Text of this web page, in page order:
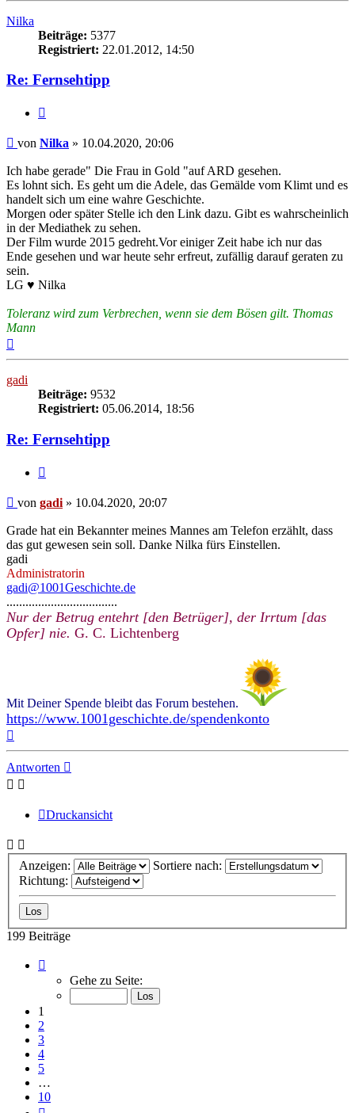
Nilka
Beiträge: 5377
Registriert: 22.01.2012, 14:50
Re: Fernsehtipp
Beitrag
von Nilka » 10.04.2020, 20:06
Ich habe gerade" Die Frau in Gold "auf ARD gesehen.
Es lohnt sich. Es geht um die Adele, das Gemälde vom Klimt und es
handelt sich um eine wahre Geschichte.
Morgen oder später Stelle ich den Link dazu. Gibt es wahrscheinlich
in der Mediathek zu sehen.
Der Film wurde 2015 gedreht.Vor einiger Zeit habe ich nur das
Ende gesehen und war heute sehr erfreut, zufällig darauf geraten zu
sein.
LG ♥ Nilka
Toleranz wird zum Verbrechen, wenn sie dem Bösen gilt. Thomas
Mann
gadi
Beiträge: 9532
Registriert: 05.06.2014, 18:56
Re: Fernsehtipp
Beitrag
von gadi » 10.04.2020, 20:07
Grade hat ein Bekannter meines Mannes am Telefon erzählt, dass
das gut gewesen sein soll. Danke Nilka fürs Einstellen.
gadi
Administratorin
gadi@1001Geschichte.de
...................................
Nur der Betrug entehrt [den Betrüger], der Irrtum [das
Opfer] nie. G. C. Lichtenberg
Mit Deiner Spende bleibt das Forum bestehen.
https://www.1001geschichte.de/spendenkonto
Antworten
Druckansicht
Anzeigen:
Sortiere nach:
Richtung:
199 Beiträge
von
Gehe zu Seite:
1
2
3
4
5
…
10